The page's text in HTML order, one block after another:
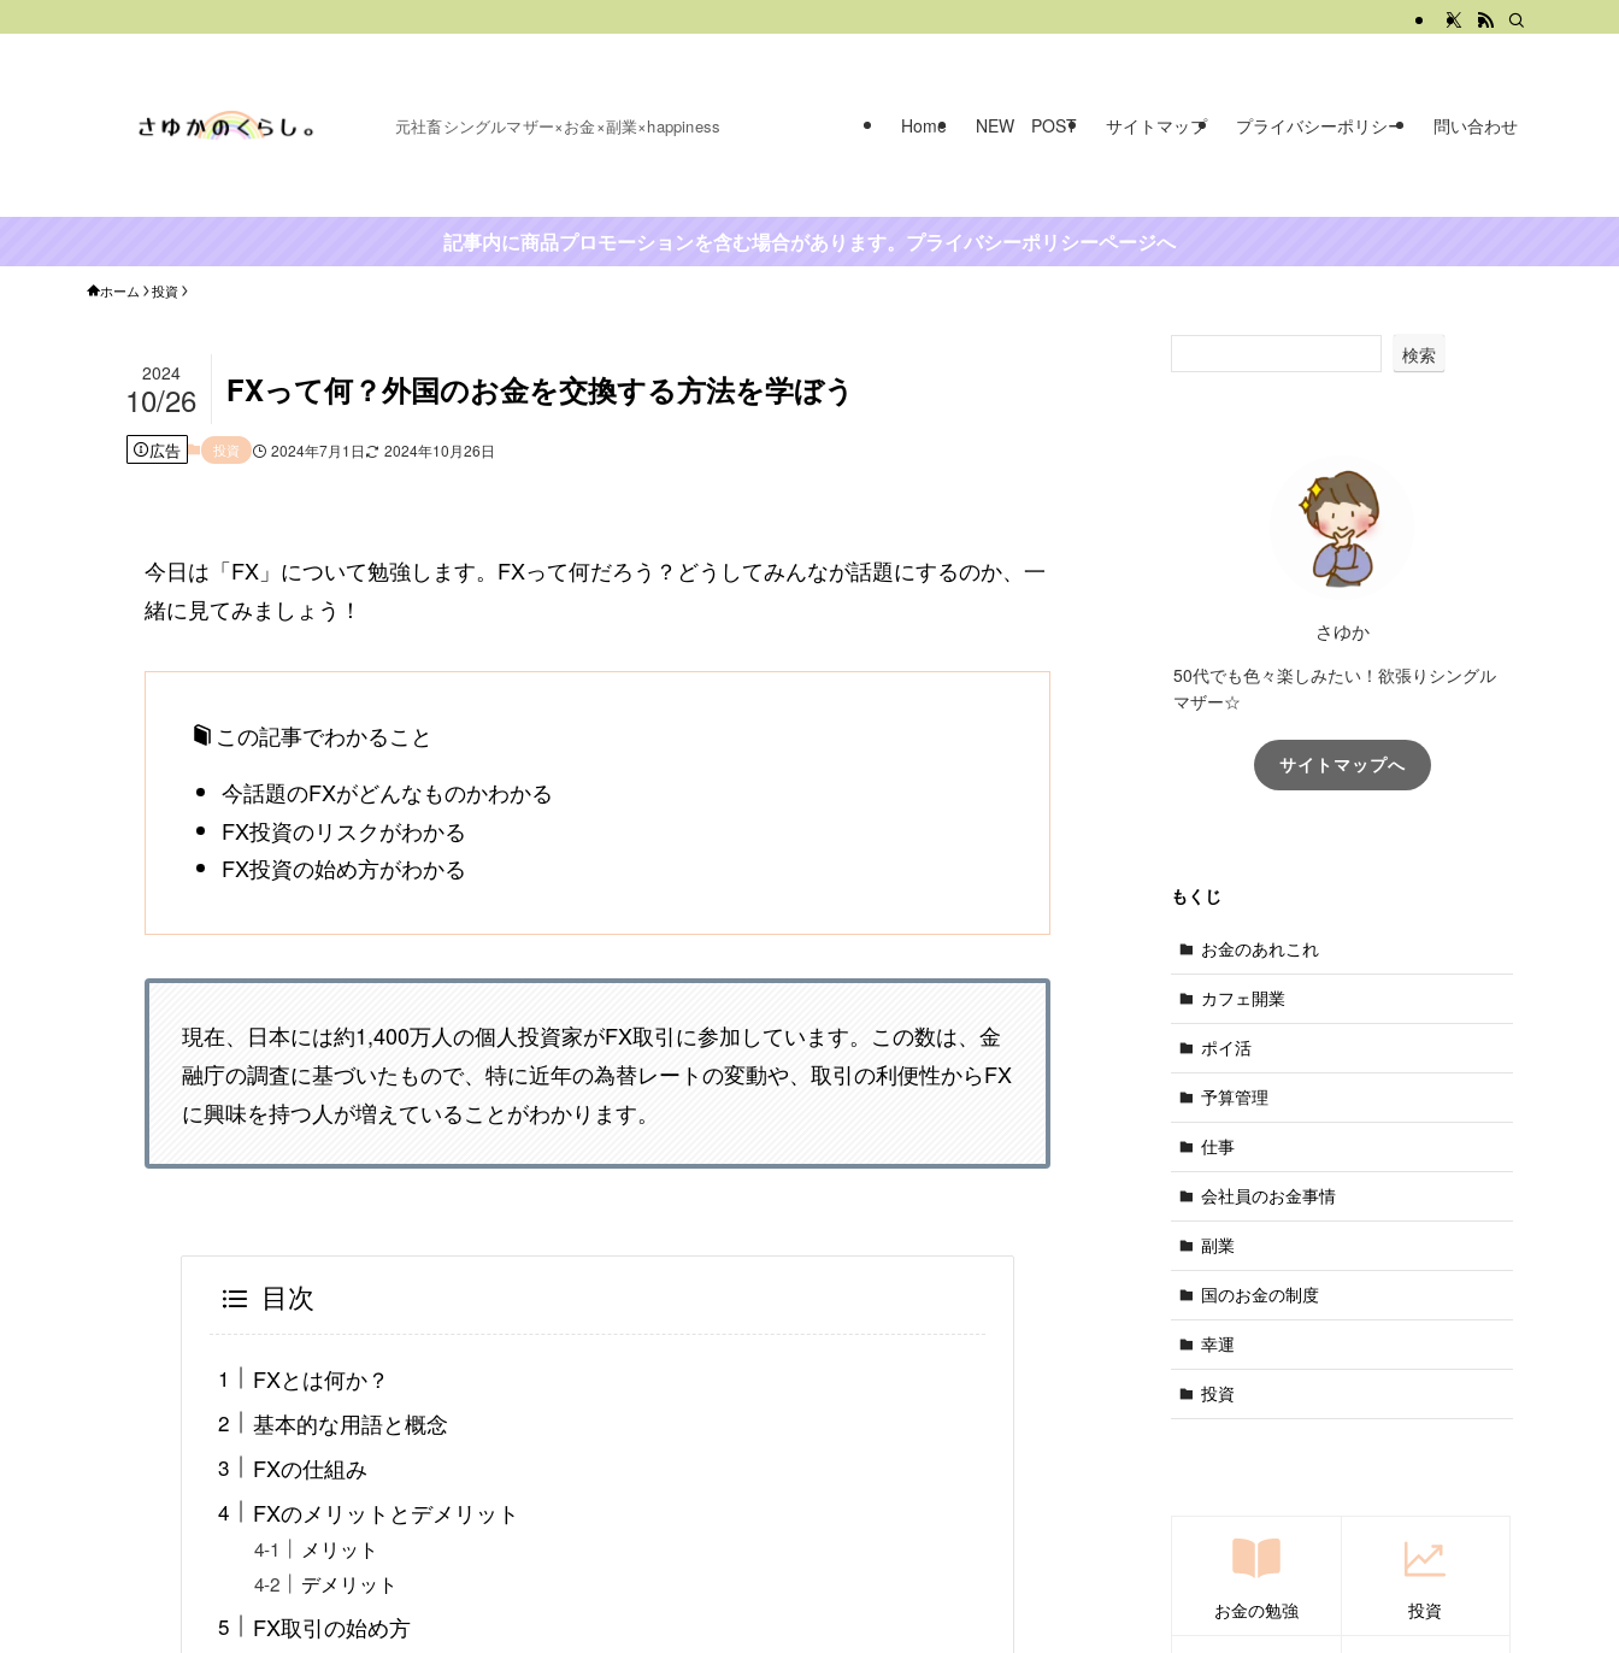
元社畜シングルマザー×お金×副業×happiness Home NEW POST サイトマップ プライバシーポリシー 問い合わせ
記事内に商品プロモーションを含む場合があります。プライバシーポリシーページへ
ホーム 投資
FXって何？外国のお金を交換する方法を学ぼう
2024
10/26
広告 投資 2024年7月1日 2024年10月26日
今日は「FX」について勉強します。FXって何だろう？どうしてみんなが話題にするのか、一
緒に見てみましょう！
この記事でわかること
今話題のFXがどんなものかわかる
FX投資のリスクがわかる
FX投資の始め方がわかる
現在、日本には約1,400万人の個人投資家がFX取引に参加しています。この数は、金
融庁の調査に基づいたもので、特に近年の為替レートの変動や、取引の利便性からFX
に興味を持つ人が増えていることがわかります。
目次
FXとは何か？
基本的な用語と概念
FXの仕組み
FXのメリットとデメリット
メリット
デメリット
FX取引の始め方
検索
さゆか
50代でも色々楽しみたい！欲張りシングル
マザー☆
サイトマップへ
もくじ
お金のあれこれ
カフェ開業
ポイ活
予算管理
仕事
会社員のお金事情
副業
国のお金の制度
幸運
投資
お金の勉強 投資